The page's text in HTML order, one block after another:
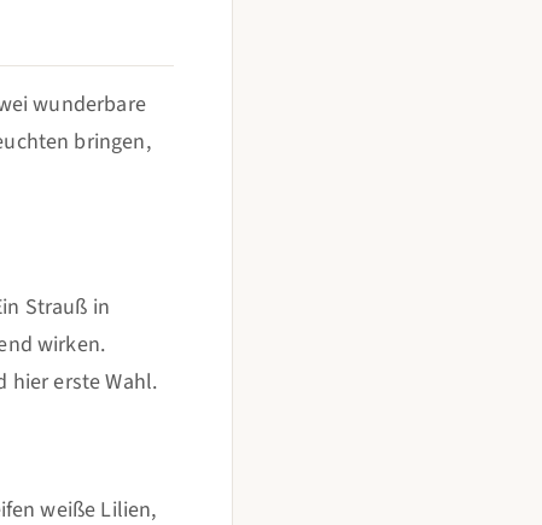
wunderbare
bringen,
Strauß in
wirken.
hier erste Wahl.
weiße Lilien,